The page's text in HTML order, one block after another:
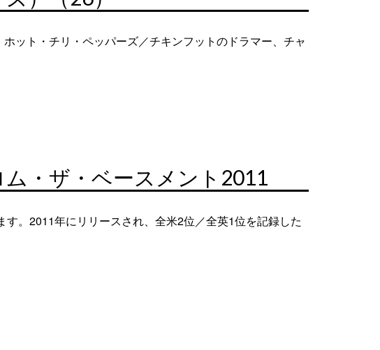
ット・チリ・ペッパーズ／チキンフットのドラマー、チャ
・ザ・ベースメント2011
。2011年にリリースされ、全米2位／全英1位を記録した